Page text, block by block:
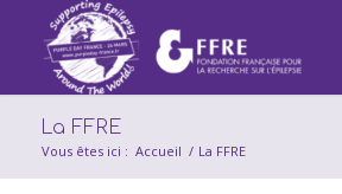
La FFRE
Vous êtes ici : Accueil / La FFRE